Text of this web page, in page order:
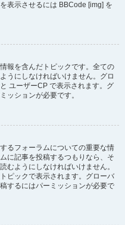
表示させるには BBCode [img] を
報を含んだトピックです。全ての
うにしなければいけません。グロ
ユーザーCP で表示されます。グ
ッションが必要です。
るフォーラムについての重要な情
に記事を投稿するつもりなら、そ
むようにしなければいけません。
ピックで表示されます。グローバ
するにはパーミッションが必要で